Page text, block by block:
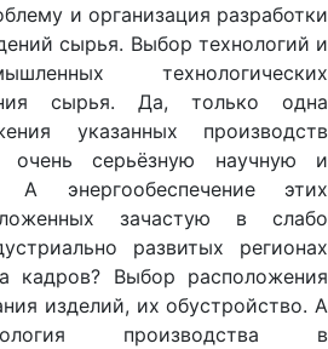
и организация разработки
сырья. Выбор технологий и
технологических
сырья. Да, только одна
указанных производств
очень серьёзную научную и
А энергообеспечение этих
зачастую в слабо
развитых регионах
кадров? Выбор расположения
изделий, их обустройство. А
производства в